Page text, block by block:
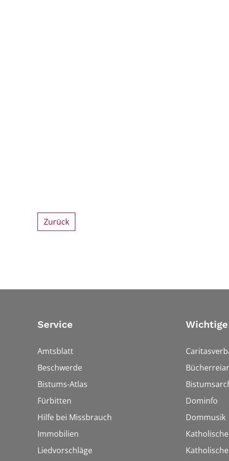
Zurück
Service
Amtsblatt
Beschwerde
Bistums-Atlas
Fürbitten
Hilfe bei Missbrauch
Immobilien
Liedvorschläge
Dominfo
Dommusik